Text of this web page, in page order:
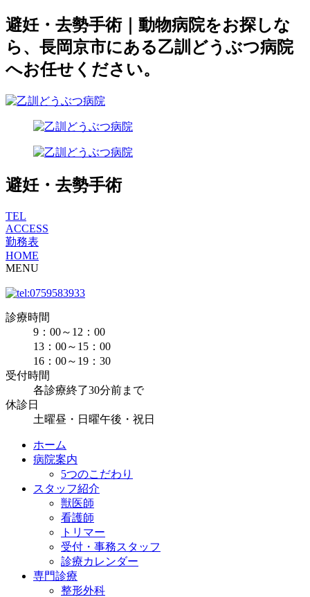
避妊・去勢手術｜動物病院をお探しな
ら、長岡京市にある乙訓どうぶつ病院
へお任せください。
避妊・去勢手術
TEL
ACCESS
勤務表
HOME
MENU
診療時間
9：00～12：00
13：00～15：00
16：00～19：30
受付時間
各診療終了30分前まで
休診日
土曜昼・日曜午後・祝日
ホーム
病院案内
5つのこだわり
スタッフ紹介
獣医師
看護師
トリマー
受付・事務スタッフ
診療カレンダー
専門診療
整形外科